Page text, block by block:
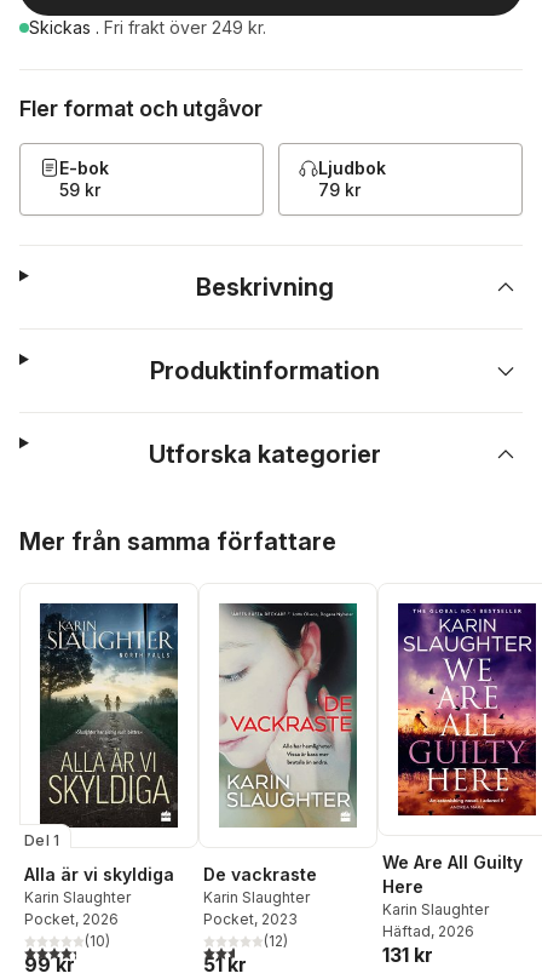
Skickas . Fri frakt över 249 kr.
Fler format och utgåvor
E-bok
59 kr
Ljudbok
79 kr
Beskrivning
Produktinformation
Utforska kategorier
Mer från samma författare
Del 1
Alla är vi skyldiga
Karin Slaughter
Pocket, 2026
4,3utav 5 stjärnor. Totalt antal röster:
(10)
99 kr
De vackraste
Karin Slaughter
Pocket, 2023
2,6utav 5 stjärnor. Totalt antal röster:
(12)
51 kr
We Are All Guilty
Here
Karin Slaughter
Häftad, 2026
131 kr